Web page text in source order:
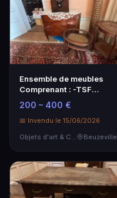
Ensemble de meubles
Comprenant : -TSF
Phillips ancien modèle…
200 – 400 €
📅 Invendu le 15/06/2026
Beuzeville